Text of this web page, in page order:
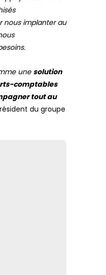
nous implanter au
une solution
comptables
tout au
du groupe